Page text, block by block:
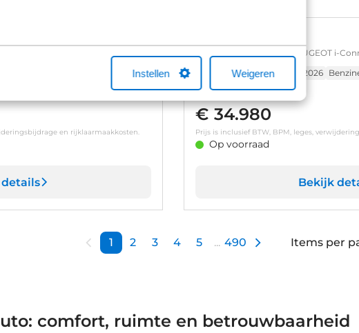
Instellen Weigeren
en rijklaarmaakkosten.
Active Pack Business | PEUGEOT i-
Handgeschakeld 2026
€ 34.980
Prijs is inclusief BTW, BPM, leges,
Op voorraad
Bekijk
1 2 3 4 5 ... 490 Items per
comfort, ruimte en betrouwbaarheid